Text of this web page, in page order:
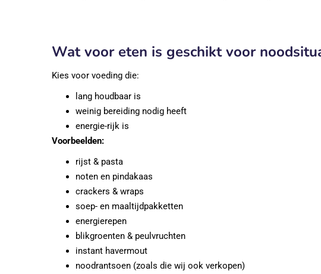
Wat voor eten is geschikt voor
Kies voor voeding die:
lang houdbaar is
weinig bereiding nodig heeft
energie-rijk is
Voorbeelden:
rijst & pasta
noten en pindakaas
crackers & wraps
soep- en maaltijdpakketten
energierepen
blikgroenten & peulvruchten
instant havermout
noodrantsoen (zoals die wij ook verkopen)